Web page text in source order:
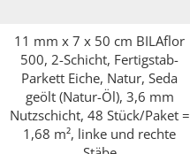
Schnellkauf
11 mm x 7 x 50 cm BILAflor
500, 2-Schicht, Fertigstab-
Parkett Eiche, Natur, Seda
geölt (Natur-Öl), 3,6 mm
Nutzschicht, 48 Stück/Paket =
1,68 m², linke und rechte